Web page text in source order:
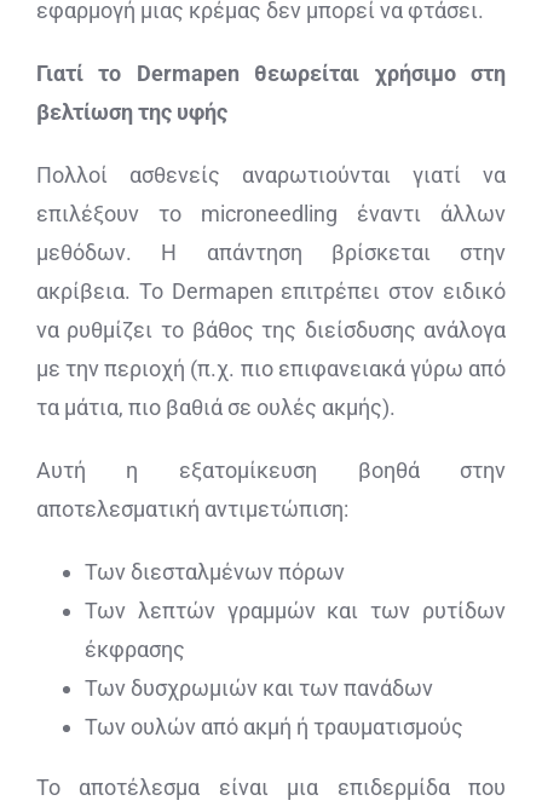
εφαρμογή μιας κρέμας δεν μπορεί να φτάσει.
Γιατί το Dermapen θεωρείται χρήσιμο στη
βελτίωση της υφής
Πολλοί ασθενείς αναρωτιούνται γιατί να
επιλέξουν το microneedling έναντι άλλων
μεθόδων. Η απάντηση βρίσκεται στην
ακρίβεια. Το Dermapen επιτρέπει στον ειδικό
να ρυθμίζει το βάθος της διείσδυσης ανάλογα
με την περιοχή (π.χ. πιο επιφανειακά γύρω από
τα μάτια, πιο βαθιά σε ουλές ακμής).
Αυτή η εξατομίκευση βοηθά στην
αποτελεσματική αντιμετώπιση:
Των διεσταλμένων πόρων
Των λεπτών γραμμών και των ρυτίδων
έκφρασης
Των δυσχρωμιών και των πανάδων
Των ουλών από ακμή ή τραυματισμούς
Το αποτέλεσμα είναι μια επιδερμίδα που